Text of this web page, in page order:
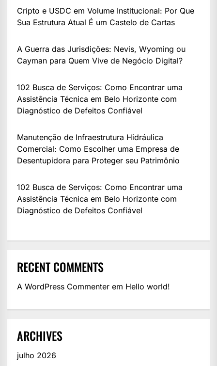
Cripto e USDC em Volume Institucional: Por Que
Sua Estrutura Atual É um Castelo de Cartas
A Guerra das Jurisdições: Nevis, Wyoming ou
Cayman para Quem Vive de Negócio Digital?
102 Busca de Serviços: Como Encontrar uma
Assistência Técnica em Belo Horizonte com
Diagnóstico de Defeitos Confiável
Manutenção de Infraestrutura Hidráulica
Comercial: Como Escolher uma Empresa de
Desentupidora para Proteger seu Patrimônio
102 Busca de Serviços: Como Encontrar uma
Assistência Técnica em Belo Horizonte com
Diagnóstico de Defeitos Confiável
RECENT COMMENTS
A WordPress Commenter em Hello world!
ARCHIVES
julho 2026